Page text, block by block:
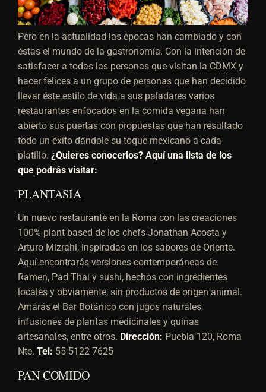
Pero en la actualidad las épocas han cambiado y con
éstas el mundo de la gastronomía. Con la intención de
satisfacer a todas las personas que visitan la CDMX y
hacer felices a un grupo de personas que han decidido
llevar éste estilo de vida a sus paladares varios
restaurantes enfocados en la comida vegana han
abierto sus puertas con propuestas que han resultado
todo un éxito dándole su toque mexicano a cada
platillo. ¿Quieres conocerlos? Aquí una lista de los
que podrás visitar:
PLANTASIA
Un nuevo restaurante en la Roma con las creaciones
100% plant based de los chefs Jonathan Acosta y
Arturo Mizrahi, inspiradas en los sabores de Oriente.
Aquí encontrarás versiones contemporáneas de
Ramen, Pad Thai y sushi, hechos con ingredientes
locales y obviamente, sin productos de origen animal.
Amarás el Bar Botánico con jugos naturales,
infusiones de plantas medicinales y quinas
artesanales, entre otros. Dirección: Puebla 120, Roma
Nte. Tel: 55 5122 7625
PAN COMIDO